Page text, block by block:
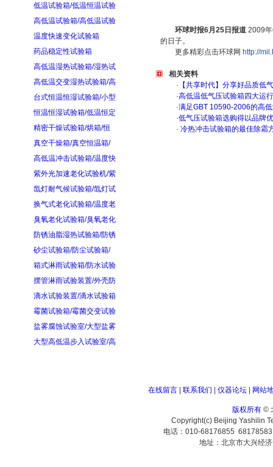
低温试验箱/低温恒温试验
高低温试验箱/高低温试验
温度快速变化试验箱
药品稳定性试验箱
高低温湿热试验箱/湿热试
高低温交变湿热试验箱/高
台式恒温恒湿试验箱/小型
恒温恒湿试验箱/低温恒定
精密干燥试验箱/烘箱/恒
真空干燥箱/真空恒温箱/
高低温冲击试验箱/温度快
紫外光加速老化试验机/紫
氙灯耐气候试验箱/氙灯试
换气式老化试验箱/温度老
臭氧老化试验箱/臭氧老化
防锈油脂湿热试验箱/防锈
砂尘试验箱/防尘试验箱/
箱式淋雨试验箱/防水试验
摆管淋雨试验装置/外壳防
滴水试验装置/滴水试验箱
霉菌试验箱/霉菌交变试验
盐雾腐蚀试验室/大型盐雾
大型高低温步入试验室/高
环球时报6月25日报道2009年
的日子。
更多精彩点击环球网 http://
相关资料
· 【共享时代】分享好品质低
·高低温低气压试验箱四大运
·满足GBT 10590-2006的高
·低气压试验箱选购得以品牌
· 冷热冲击试验箱的最佳除霜
在线留言| 联系我们 仪器论坛| 网站
版权所有©
Copyright(c) Beijing Yashilin
电话：010-68176855
地址：北京市大兴经